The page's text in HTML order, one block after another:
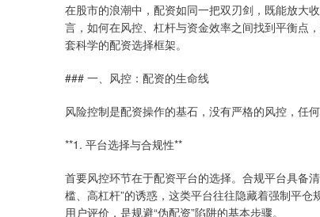
在股市的浪潮中，配资如同一把双刃剑，既能放大
言，如何在风控、杠杆与资金效率之间找到平衡点
套科学的配资选择框架。
### 一、风控：配资的生命线
风险控制是配资操作的基石，没有严格的风控，任
**1. 平台选择与合规性**
首要风控环节在于配资平台的选择。合规平台具备
槛、高杠杆”的诱惑，这类平台往往隐藏着强制平
用户评价，是规避“伪配资”陷阱的基本步骤。